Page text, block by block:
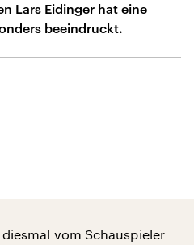
Lars Eidinger hat eine
beeindruckt.
vom Schauspieler